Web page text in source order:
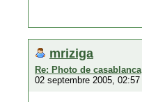
mriziga
Re: Photo de casablanca
02 septembre 2005, 02:57